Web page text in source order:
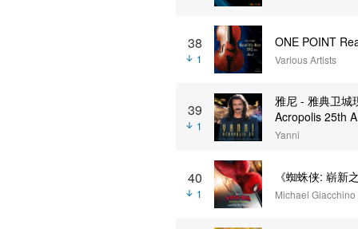
38
1
ONE POINT
Various Artists
39
1
雅尼 - 雅典卫城
Acropolis 25th
Yanni
40
1
《蜘蛛侠: 崭新
Michael Giacchino